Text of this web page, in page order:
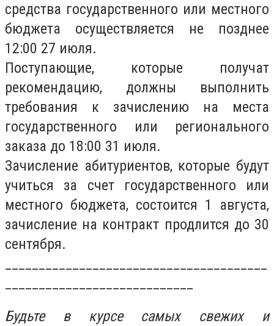
средства государственного или местного
бюджета осуществляется не позднее
12:00 27 июля.
Поступающие, которые получат
рекомендацию, должны выполнить
требования к зачислению на места
государственного или регионального
заказа до 18:00 31 июля.
Зачисление абитуриентов, которые будут
учиться за счет государственного или
местного бюджета, состоится 1 августа,
зачисление на контракт продлится до 30
сентября.
Будьте в курсе самых свежих и